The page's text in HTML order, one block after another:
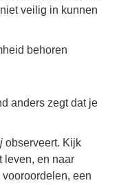
veilig in kunnen
behoren
anders zegt dat je
observeert. Kijk
leven, en naar
een